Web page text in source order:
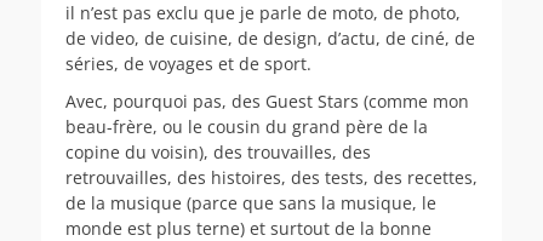
il n’est pas exclu que je parle de moto, de photo,
de video, de cuisine, de design, d’actu, de ciné, de
séries, de voyages et de sport.
Avec, pourquoi pas, des Guest Stars (comme mon
beau-frère, ou le cousin du grand père de la
copine du voisin), des trouvailles, des
retrouvailles, des histoires, des tests, des recettes,
de la musique (parce que sans la musique, le
monde est plus terne) et surtout de la bonne